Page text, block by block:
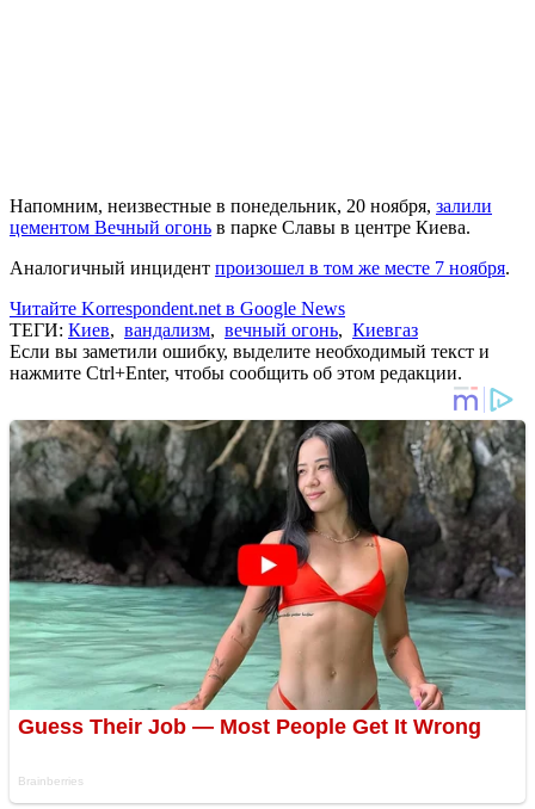
Напомним, неизвестные в понедельник, 20 ноября, залили
цементом Вечный огонь в парке Славы в центре Киева.
Аналогичный инцидент произошел в том же месте 7 ноября.
Читайте Korrespondent.net в Google News
ТЕГИ: Киев, вандализм, вечный огонь, Киевгаз
Если вы заметили ошибку, выделите необходимый текст и
нажмите Ctrl+Enter, чтобы сообщить об этом редакции.